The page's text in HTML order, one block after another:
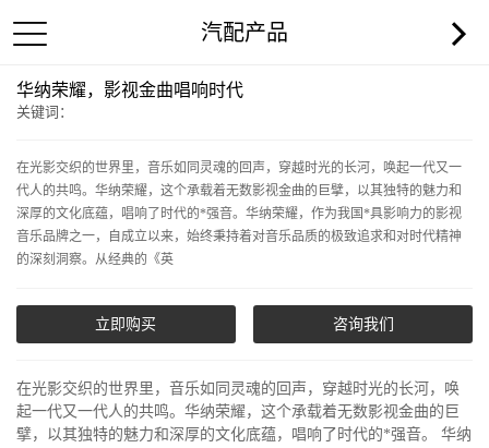
汽配产品
华纳荣耀，影视金曲唱响时代
关键词：
在光影交织的世界里，音乐如同灵魂的回声，穿越时光的长河，唤起一代又一
代人的共鸣。华纳荣耀，这个承载着无数影视金曲的巨擘，以其独特的魅力和
深厚的文化底蕴，唱响了时代的*强音。华纳荣耀，作为我国*具影响力的影视
音乐品牌之一，自成立以来，始终秉持着对音乐品质的极致追求和对时代精神
的深刻洞察。从经典的《英
立即购买 咨询我们
在光影交织的世界里，音乐如同灵魂的回声，穿越时光的长河，唤
起一代又一代人的共鸣。华纳荣耀，这个承载着无数影视金曲的巨
擘，以其独特的魅力和深厚的文化底蕴，唱响了时代的*强音。 华纳